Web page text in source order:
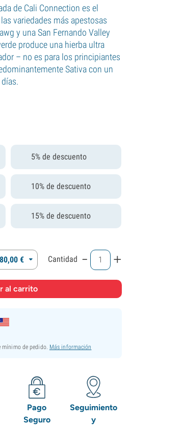
de Cali Connection es el
variedades más apestosas
y una San Fernando Valley
produce una hierba ultra
– no es para los principiantes
Sativa con un
5% de descuento
10% de descuento
15% de descuento
80,00 € Cantidad - +
de pedido. Más información
Pago
Seguro
Seguimiento
y